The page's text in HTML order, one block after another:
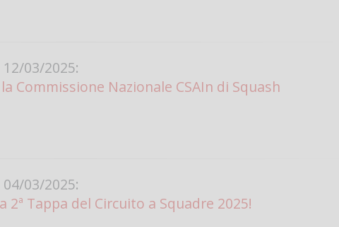
12/03/2025:
Commissione Nazionale CSAIn di Squash
04/03/2025:
2ª Tappa del Circuito a Squadre 2025!